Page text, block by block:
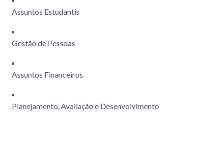
Assuntos Estudantis
Gestão de Pessoas
Assuntos Financeiros
Planejamento, Avaliação e Desenvolvimento